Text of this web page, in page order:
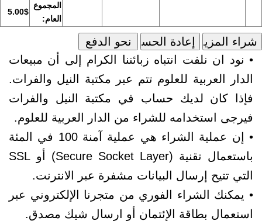
المجموع
العام:
5.00$
• نود ان نلفت انتباه زبائننا الكرام إلى أن مبيعات
الدار العربية للعلوم تتم عبر مكتبة النيل والفرات.
فإذا كان لديك حساب في مكتبة النيل والفرات
فيرجى استخدامه للشراء من الدار العربية للعلوم.
• إن عملية الشراء هي عملية آمنة 100 في المئة
باستعمال تقنية (Secure Socket Layer) أو SSL
التي تتيح إرسال البيانات مشفرة عبر الانترنت.
• يمكنك الشراء الفوري من متجرنا الإلكتروني عبر
استعمال بطاقة الإئتمان أو ارسال شيك مصدق.